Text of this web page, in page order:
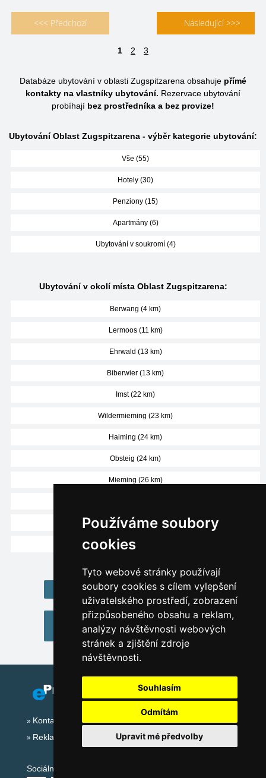
Používáme soubory
cookies
Tyto webové stránky používají
soubory cookies s cílem vylepšení
uživatelského prostředí, zobrazení
přizpůsobeného obsahu a reklam,
analýzy návštěvnosti webových
stránek a zjištění zdroje
návštěvnosti.
Souhlasím
Odmítám
Upravit mé předvolby
<<< Předchozí Následující >>>
1 2 3
Databáze ubytování v oblasti Zugspitzarena obsahuje přímé
kontakty na vlastníky ubytování. Rezervace ubytování
probíhají bez prostředníka a bez provize!
Ubytování Oblast Zugspitzarena - výběr kategorie ubytování:
Vše (55)
Hotely (30)
Penziony (15)
Apartmány (6)
Ubytování v soukromí (4)
Ubytování v okolí místa Oblast Zugspitzarena:
Berwang (4 km)
Lermoos (11 km)
Ehrwald (13 km)
Biberwier (13 km)
Imst (22 km)
Wildermieming (23 km)
Haiming (24 km)
Obsteig (24 km)
Mieming (26 km)
Rietz (28 km)
Gramais (28 km)
Home Alpy - Rakousko
Ubytování Alpy - Rakousko
(katalog ubytování)
Kontakt
Reklama
Sociální sítě: